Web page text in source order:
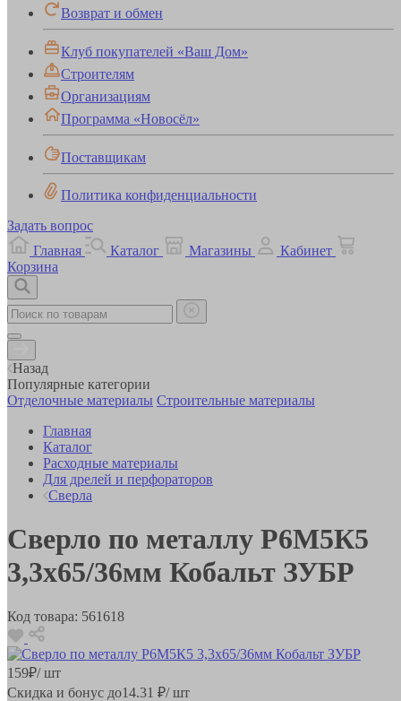
Возврат и обмен
Клуб покупателей «Ваш Дом»
Строителям
Организациям
Программа «Новосёл»
Поставщикам
Политика конфиденциальности
Задать вопрос
Главная
Каталог Магазины
Кабинет
Корзина
Назад
Популярные категории
Отделочные материалы Строительные материалы
Главная
Каталог
Расходные материалы
Для дрелей и перфораторов
Сверла
Сверло по металлу Р6М5К5
3,3х65/36мм Кобальт ЗУБР
Код товара: 561618
159₽/ шт
Скидка и бонус до14.31 ₽/ шт